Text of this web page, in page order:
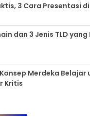
3 Cara Presentasi
dan 3 Jenis TLD
Merdeka Belajar
Kritis